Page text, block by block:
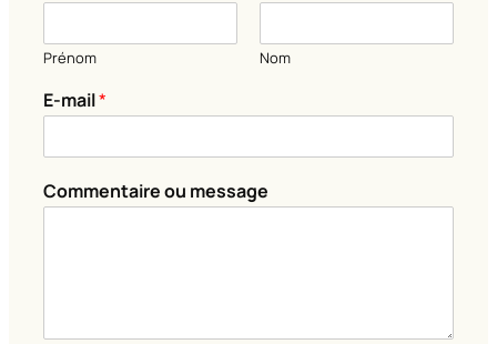
Prénom Nom
E-mail*
m
e
*
Commentaire ou message